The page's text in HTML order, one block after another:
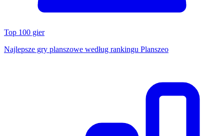
Top 100 gier
Najlepsze gry planszowe według rankingu Planszeo